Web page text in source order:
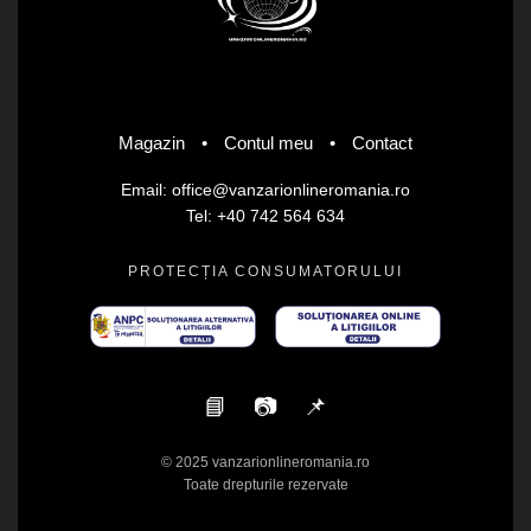
Magazin • Contul meu • Contact
Email: office@vanzarionlineromania.ro
Tel: +40 742 564 634
PROTECȚIA CONSUMATORULUI
📘 📷 📌
© 2025 vanzarionlineromania.ro
Toate drepturile rezervate